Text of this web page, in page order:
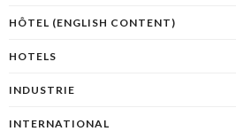
HÔTEL (ENGLISH CONTENT)
HOTELS
INDUSTRIE
INTERNATIONAL